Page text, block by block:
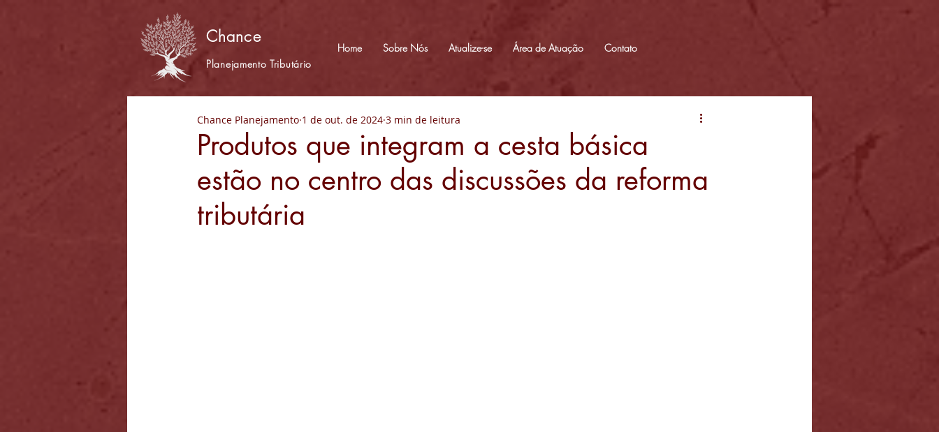
Chance
Planejamento Tributário
Home Sobre Nós Atualize-se Área de Atuação Contato
Produtos que integram a cesta básica
estão no centro das discussões da reforma
tributária
Chance Planejamento 1 de out. de 2024 3 min de leitura